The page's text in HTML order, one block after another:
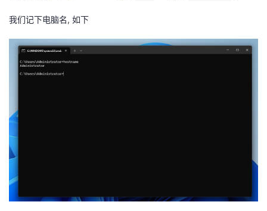
我们记下电脑名, 如下